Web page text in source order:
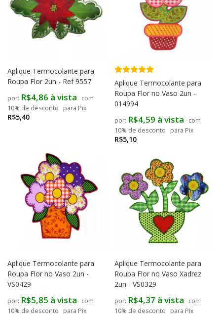
Aplique Termocolante para
Roupa Flor 2un - Ref 9557
R$5,40
R$4,86 à vista
com
10% de desconto
para Pix
Aplique Termocolante para
Roupa Flor no Vaso 2un -
014994
R$5,10
R$4,59 à vista
com
10% de desconto
para Pix
Aplique Termocolante para
Roupa Flor no Vaso 2un -
VS0429
R$5,85 à vista
com
10% de desconto
para Pix
Aplique Termocolante para
Roupa Flor no Vaso Xadrez
2un - VS0329
R$4,37 à vista
com
10% de desconto
para Pix